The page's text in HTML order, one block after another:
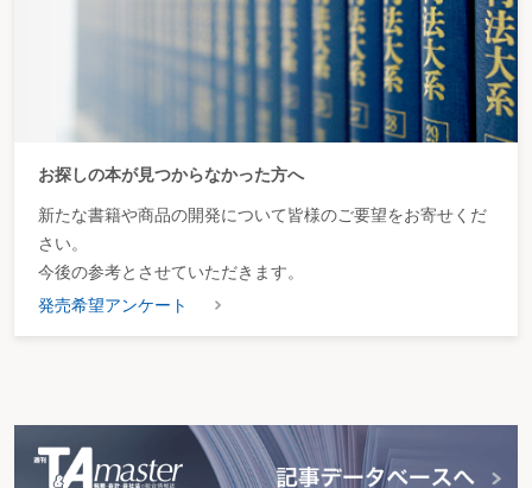
お探しの本が見つからなかった方へ
新たな書籍や商品の開発について皆様のご要望をお寄せくだ
さい。
今後の参考とさせていただきます。
発売希望アンケート